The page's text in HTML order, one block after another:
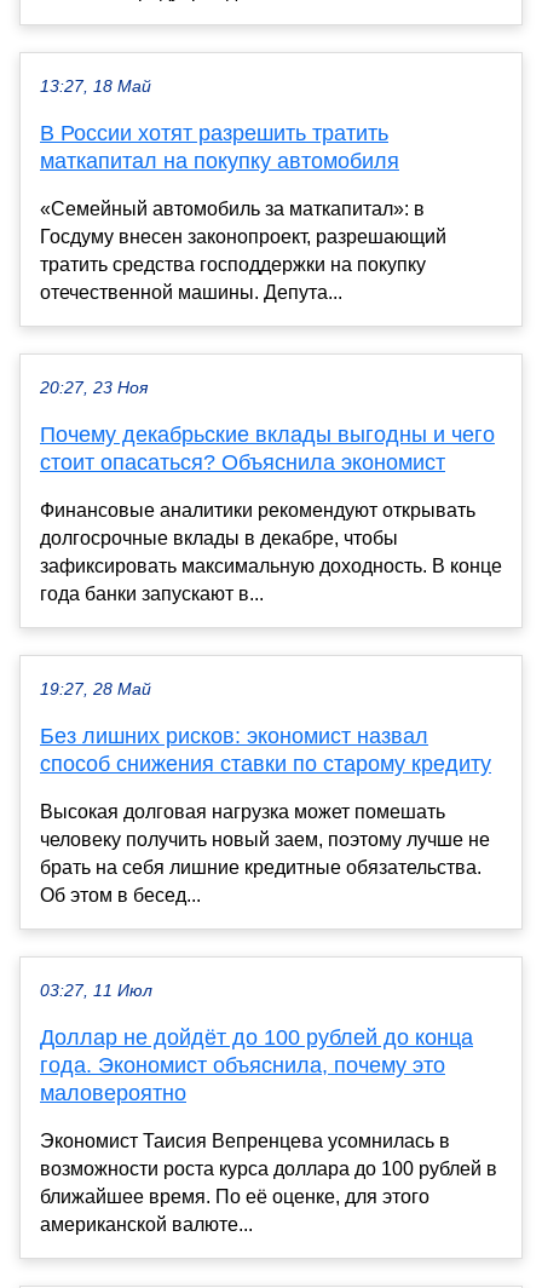
13:27, 18 Май
В России хотят разрешить тратить
маткапитал на покупку автомобиля
«Семейный автомобиль за маткапитал»: в
Госдуму внесен законопроект, разрешающий
тратить средства господдержки на покупку
отечественной машины. Депута...
20:27, 23 Ноя
Почему декабрьские вклады выгодны и чего
стоит опасаться? Объяснила экономист
Финансовые аналитики рекомендуют открывать
долгосрочные вклады в декабре, чтобы
зафиксировать максимальную доходность. В конце
года банки запускают в...
19:27, 28 Май
Без лишних рисков: экономист назвал
способ снижения ставки по старому кредиту
Высокая долговая нагрузка может помешать
человеку получить новый заем, поэтому лучше не
брать на себя лишние кредитные обязательства.
Об этом в бесед...
03:27, 11 Июл
Доллар не дойдёт до 100 рублей до конца
года. Экономист объяснила, почему это
маловероятно
Экономист Таисия Вепренцева усомнилась в
возможности роста курса доллара до 100 рублей в
ближайшее время. По её оценке, для этого
американской валюте...